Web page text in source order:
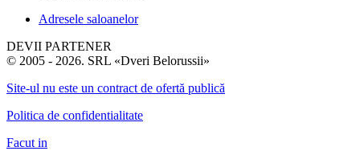
Adresele saloanelor
DEVII PARTENER
© 2005 - 2026. SRL «Dveri Belorussii»
Site-ul nu este un contract de ofertă publică
Politica de confidentialitate
Facut in